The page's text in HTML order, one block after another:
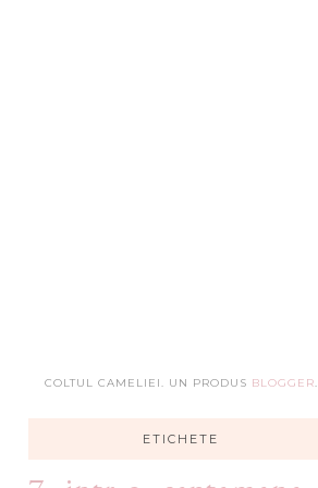
COLTUL CAMELIEI. UN PRODUS BLOGGER.
ETICHETE